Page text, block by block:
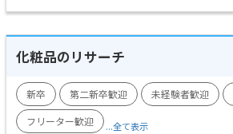
化粧品のリサーチ
新卒 第二新卒歓迎 未経験者歓迎
フリーター歓迎
...全て表示